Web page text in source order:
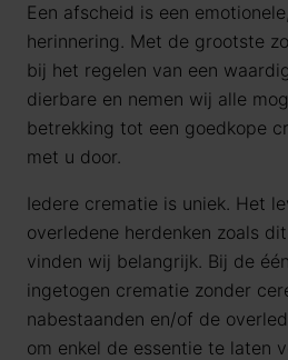
Een afscheid is een
herinnering. Met de grootste
bij het regelen van een
dierbare en nemen wij alle
betrekking tot een goedkope
met u door.
Iedere crematie is uniek. Het
overledene herdenken zoals
vinden wij belangrijk. Bij de
ingetogen crematie zonder
nabestaanden en/of de
om enkel de essentie te laten